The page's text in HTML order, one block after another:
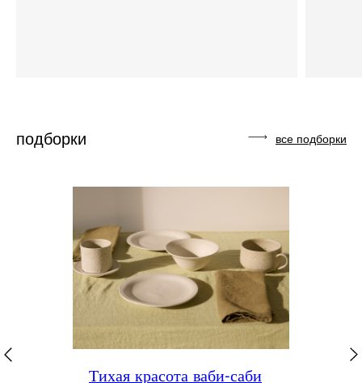
подборки все подборки
Тихая красота ваби-саби